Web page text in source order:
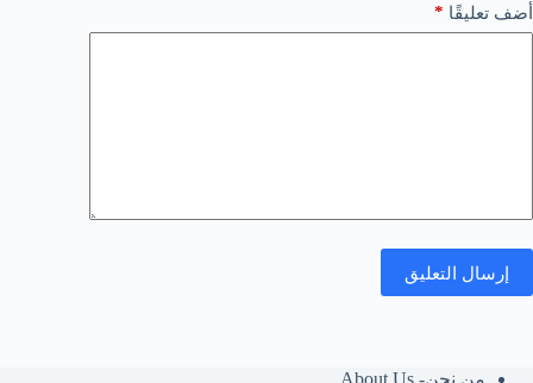
أضف تعليقًا *
إرسال التعليق